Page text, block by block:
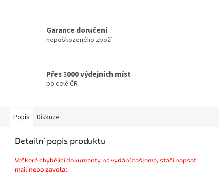
Garance doručení
nepoškozeného zboží
Přes 3000 výdejních míst
po celé ČR
Popis Diskuze
Detailní popis produktu
Veškeré chybějící dokumenty na vydání zašleme, stačí napsat
mail nebo zavolat.